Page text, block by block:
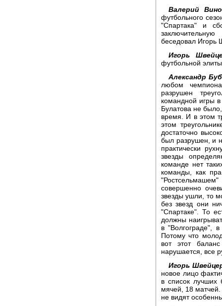
Валерий
футбольного
"Спартака" и
беседовал Игорь
Игорь
футбольной
Александр
любом
разрушен
командной игры в
Булатова не
время. И в этом
этом
достаточно
был разрушен, и
практически
звезды
команде нет
команды, как
совершенно
звезды ушли, то
без звезд они
"Спартаке". То
должны
в "Волгограде",
Потому что
вот этот
нарушается, все
Игорь
новое лицо
в список лучших
мячей, 18
не видят